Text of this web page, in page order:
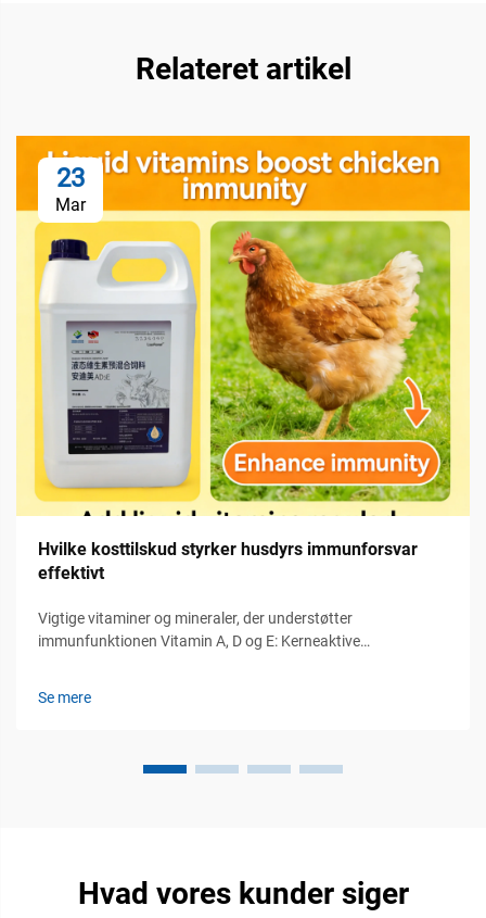
Relateret artikel
23
Mar
Hvilke kosttilskud styrker husdyrs immunforsvar
effektivt
Vigtige vitaminer og mineraler, der understøtter
immunfunktionen Vitamin A, D og E: Kerneaktive
Se mere
Hvad vores kunder siger